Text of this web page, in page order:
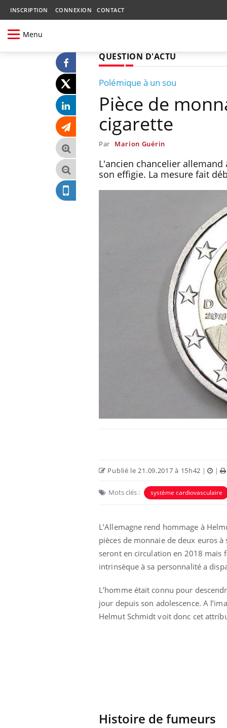
INSCRIPTION CONNEXION CONTACT
Menu
QUESTION D'ACTU
Polémique à un sou
Pièce de
cigarette
Par Marion Guérin
L'ancien chancelier
son effigie. La mesure fait
Publié le 21.09.2017 à 15h42 | |
Mots clés : système cardiovasculaire
L’Allemagne rend hommage à
pièces de monnaie de deux euros
seront en circulation en 2018 mais
intrinsèque à sa personnalité a
L’homme était connu pour
jour depuis son adolescence. A
Helmut Schmidt voit donc cet
Histoire de fumeurs
Grossesse et chaleur : ce
que dit la science